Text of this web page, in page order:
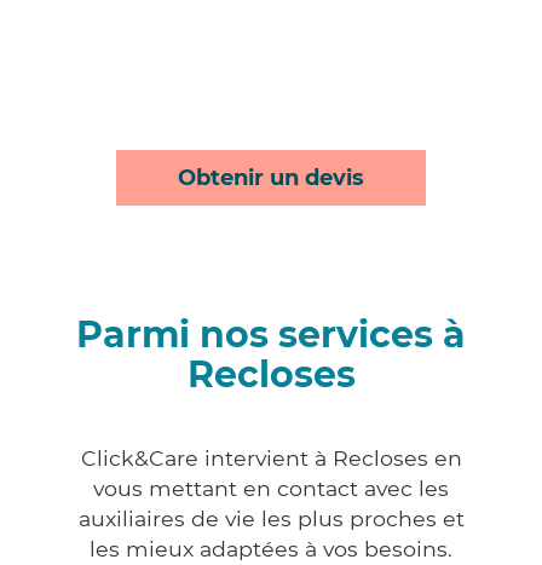
Obtenir un devis
Parmi nos services à
Recloses
Click&Care intervient à Recloses en
vous mettant en contact avec les
auxiliaires de vie les plus proches et
les mieux adaptées à vos besoins.